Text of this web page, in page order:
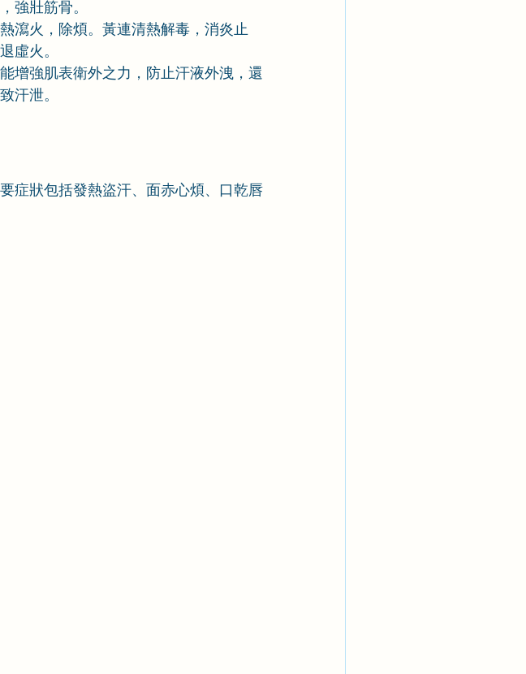
強壯筋骨。
瀉火，除煩。黃連清熱解毒，消炎止
虛火。
增強肌表衛外之力，防止汗液外洩，還
汗泄。
症狀包括發熱盜汗、面赤心煩、口乾唇